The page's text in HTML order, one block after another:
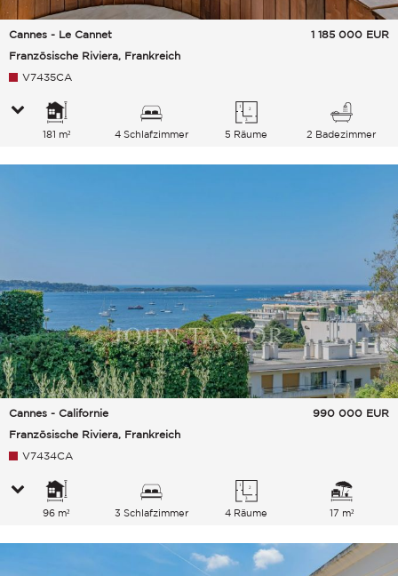
Cannes - Le Cannet
Französische Riviera, Frankreich
1 185 000 EUR
V7435CA
181 m² 4 Schlafzimmer 5 Räume 2 Badezimmer
Cannes - Californie
Französische Riviera, Frankreich
990 000 EUR
V7434CA
96 m² 3 Schlafzimmer 4 Räume 17 m²